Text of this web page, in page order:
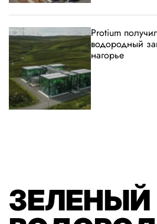
Protium
водородный
нагорье
ЗЕЛЕНЫЙ